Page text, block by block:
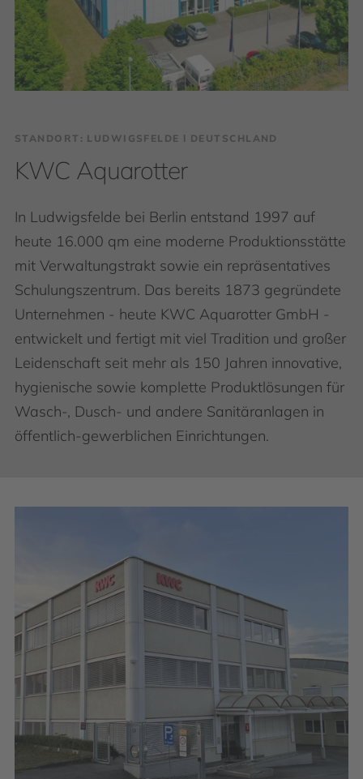
STANDORT: LUDWIGSFELDE І DEUTSCHLAND
KWC Aquarotter
In Ludwigsfelde bei Berlin entstand 1997 auf
heute 16.000 qm eine moderne Produktionsstätte
mit Verwaltungstrakt sowie ein repräsentatives
Schulungszentrum. Das bereits 1873 gegründete
Unternehmen - heute KWC Aquarotter GmbH -
entwickelt und fertigt mit viel Tradition und großer
Leidenschaft seit mehr als 150 Jahren innovative,
hygienische sowie komplette Produktlösungen für
Wasch-, Dusch- und andere Sanitäranlagen in
öffentlich-gewerblichen Einrichtungen.